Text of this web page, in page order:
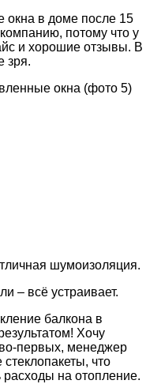
окна в доме после 15
потому что у
и хорошие отзывы. В
зря.
шумоизоляция.
– всё устраивает.
балкона в
Хочу
первых, менеджер
что
расходы на отопление.